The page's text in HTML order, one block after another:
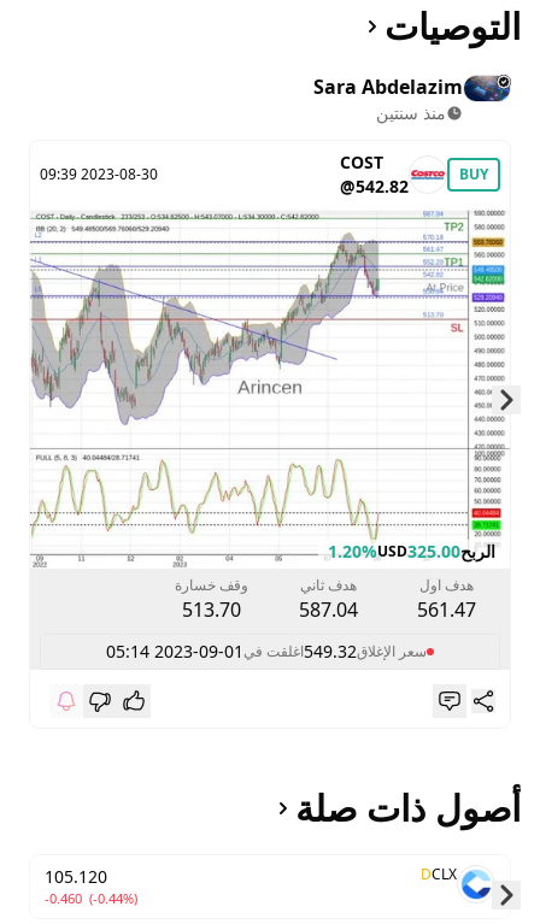
التوصيات
Sara Abdelazim
منذ سنتين
BUY
COST
@542.82
2023-08-30 09:39
الربح325.00
USD
1.20%
هدف اول
561.47
هدف ثاني
587.04
وقف خسارة
513.70
سعر الإغلاق549.32اغلقت في 2023-09-01 05:14
Skip to next slide page
أصول ذات صلة
CLX
D
105.120
-0.460 (-0.44%)